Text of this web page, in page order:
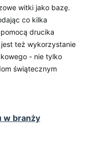
witki jako bazę.
co kilka
drucika
też ‍wykorzystanie
-⁤ nie⁤ tylko
​świątecznym
w branży